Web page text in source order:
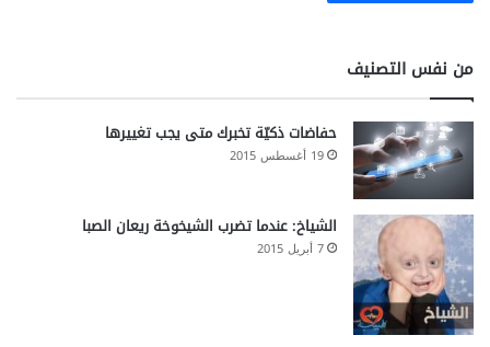
من نفس التصنيف
حفاضات ذكيّة تخبرك متى يجب تغييرها
19 أغسطس 2015
الشياخ: عندما تضرب الشيخوخة ريعان الصبا
7 أبريل 2015